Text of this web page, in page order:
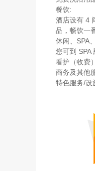
餐饮:
酒店设有 4
品，畅饮一
休闲、SPA
您可到 SPA
看护（收费
商务及其他
特色服务/设